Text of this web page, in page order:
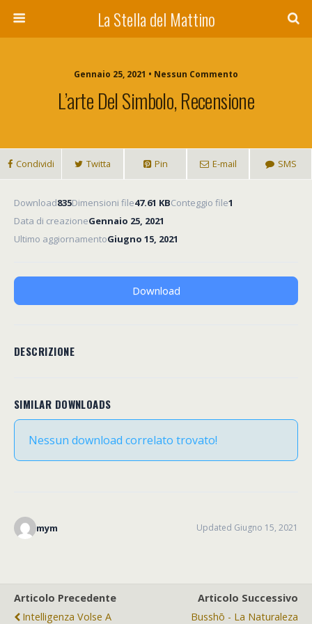
La Stella del Mattino
Gennaio 25, 2021 • Nessun Commento
L’arte Del Simbolo, Recensione
Condividi Twitta Pin E-mail SMS
Download835Dimensioni file47.61 KBConteggio file1
Data di creazioneGennaio 25, 2021
Ultimo aggiornamentoGiugno 15, 2021
Download
DESCRIZIONE
SIMILAR DOWNLOADS
Nessun download correlato trovato!
mym Updated Giugno 15, 2021
Articolo Precedente
Intelligenza Volse A
Articolo Successivo
Busshō - La Naturaleza